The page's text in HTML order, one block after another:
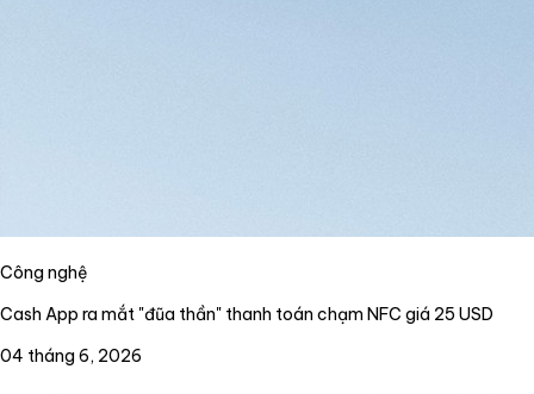
Công nghệ
Cash App ra mắt "đũa thần" thanh toán chạm NFC giá 25 USD
04 tháng 6, 2026